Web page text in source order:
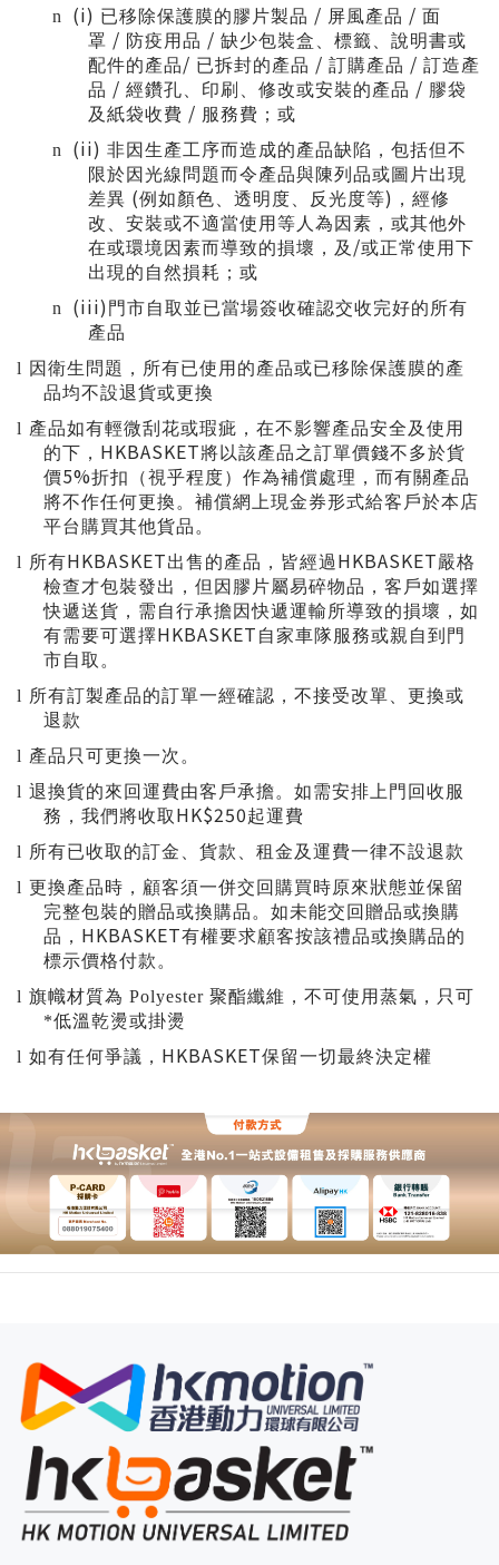
n
(i) 已移除保護膜的膠片製品 / 屏風產品 / 面
罩 / 防疫用品 / 缺少包裝盒、標籤、說明書或
配件的產品/ 已拆封的產品 / 訂購產品 / 訂造產
品 / 經鑽孔、印刷、修改或安裝的產品 / 膠袋
及紙袋收費 / 服務費；或
n
(ii) 非因生產工序而造成的產品缺陷，包括但不
限於因光線問題而令產品與陳列品或圖片出現
差異 (例如顏色、透明度、反光度等) ，經修
改、安裝或不適當使用等人為因素，或其他外
在或環境因素而導致的損壞，及 /或正常使用下
出現的自然損耗；或
n
(iii) 門市自取並已當場簽收確認交收完好的所有
產品
l 因衛生問題，所有已使用的產品或已移除保護膜的產
品均不設退貨或更換
l 產品如有輕微刮花或瑕疵，在不影響產品安全及使用
的下， HKBASKET將以該產品之訂單價錢不多於貨
價5%折扣（視乎程度）作為補償處理，而有關產品
將不作任何更換。補償網上現金券形式給客戶於本店
平台購買其他貨品。
l 所有HKBASKET出售的產品，皆經過 HKBASKET嚴格
檢查才包裝發出，但因膠片屬易碎物品，客戶如選擇
快遞送貨，需自行承擔因快遞運輸所導致的損壞，如
有需要可選擇HKBASKET 自家車隊服務或親自到門
市自取。
l 所有訂製產品的訂單一經確認，不接受改單、更換或
退款
l 產品只可更換一次。
l 退換貨的來回運費由客戶承擔。如需安排上門回收服
務，我們將收取 HK$250起運費
l 所有已收取的訂金、貨款、租金及運費一律不設退款
l 更換產品時，顧客須一併交回購買時原來狀態並保留
完整包裝的贈品或換購品。如未能交回贈品或換購
品， HKBASKET有權要求顧客按該禮品或換購品的
標示價格付款。
l 旗幟材質為 Polyester 聚酯纖維，不可使用蒸氣，只可
*低溫乾燙或掛燙
l 如有任何爭議， HKBASKET保留一切最終決定權